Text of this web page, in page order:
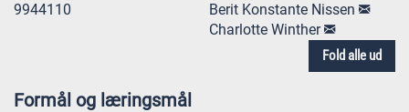
9944110
Berit Konstante Nissen
Charlotte Winther
Fold alle ud
Formål og læringsmål